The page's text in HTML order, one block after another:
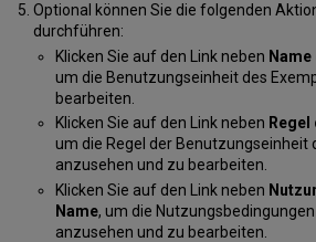
Optional können Sie die folgenden
durchführen:
Klicken Sie auf den Link neben
um die Benutzungseinheit des
bearbeiten.
Klicken Sie auf den Link neben
um die Regel der Benutzungseinheit
anzusehen und zu bearbeiten.
Klicken Sie auf den Link neben
Name, um die
anzusehen und zu bearbeiten.